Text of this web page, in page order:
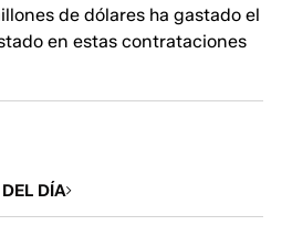
de dólares ha gastado el
en estas contrataciones
DÍA